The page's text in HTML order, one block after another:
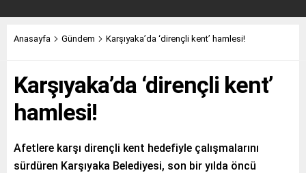
Anasayfa Gündem Karşıyaka’da ‘dirençli kent’ hamlesi!
Karşıyaka’da ‘dirençli kent’
hamlesi!
Afetlere karşı dirençli kent hedefiyle çalışmalarını
sürdüren Karşıyaka Belediyesi, son bir yılda öncü